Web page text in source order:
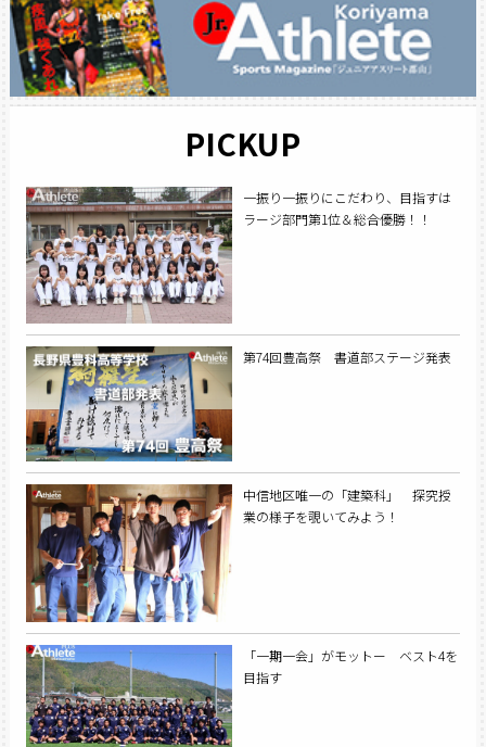
PICKUP
一振り一振りにこだわり、目指すは
ラージ部門第1位＆総合優勝！！
第74回豊高祭 書道部ステージ発表
中信地区唯一の「建築科」 探究授
業の様子を覗いてみよう！
「一期一会」がモットー ベスト4を
目指す